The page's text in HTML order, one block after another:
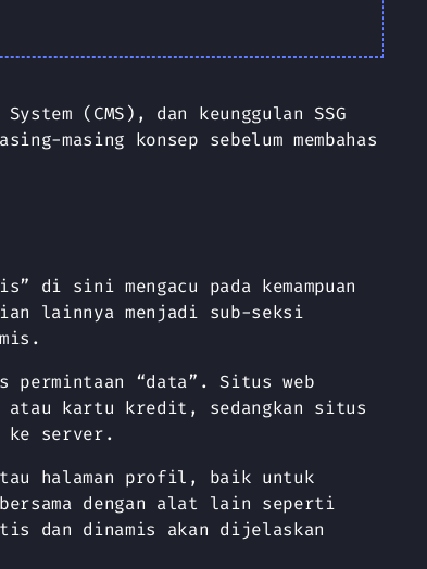
(CMS), dan keunggulan SSG
masing konsep sebelum membahas
di sini mengacu pada kemampuan
lainnya menjadi sub-seksi
permintaan “data”. Situs web
atau kartu kredit, sedangkan situs
ke server.
halaman profil, baik untuk
dengan alat lain seperti
dan dinamis akan dijelaskan